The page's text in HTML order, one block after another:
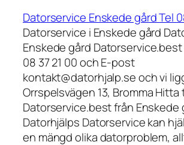
Datorservice Enskede gård Tel
Datorservice i Enskede gård
Enskede gård
08 37 21 00 och E-post
kontakt@datorhjalp.se och vi
Orrspelsvägen 13, Bromma Hitta
Datorservice.best från Enskede
Datorhjälps Datorservice kan
en mängd olika datorproblem,